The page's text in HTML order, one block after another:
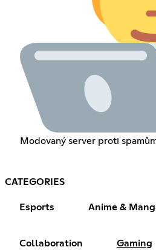
Modovaný server proti
CATEGORIES
Esports Anime &
Collaboration Gaming